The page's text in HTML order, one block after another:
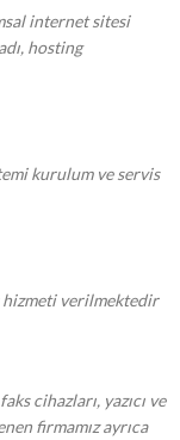
internet sitesi
hosting
kurulum ve servis
verilmektedir
cihazları, yazıcı ve
firmamız ayrıca